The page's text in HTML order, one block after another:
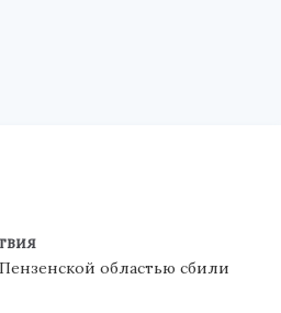
областью сбили